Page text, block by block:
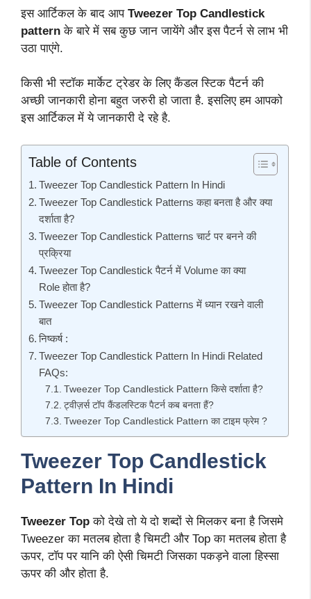
इस आर्टिकल के बाद आप Tweezer Top Candlestick
pattern के बारे में सब कुछ जान जायेंगे और इस पैटर्न से लाभ भी
उठा पाएंगे.
किसी भी स्टॉक मार्केट ट्रेडर के लिए कैंडल स्टिक पैटर्न की
अच्छी जानकारी होना बहुत जरुरी हो जाता है. इसलिए हम आपको
इस आर्टिकल में ये जानकारी दे रहे है.
Table of Contents
Tweezer Top Candlestick Pattern In Hindi
Tweezer Top Candlestick Patterns कहा बनता है और क्या
दर्शाता है?
Tweezer Top Candlestick Patterns चार्ट पर बनने की
प्रक्रिया
Tweezer Top Candlestick पैटर्न में Volume का क्या
Role होता है?
Tweezer Top Candlestick Patterns में ध्यान रखने वाली
बात
निष्कर्ष :
Tweezer Top Candlestick Pattern In Hindi Related
FAQs:
Tweezer Top Candlestick Pattern किसे दर्शाता है?
ट्वीज़र्स टॉप कैंडलस्टिक पैटर्न कब बनता हैं?
Tweezer Top Candlestick Pattern का टाइम फ्रेम ?
Tweezer Top Candlestick
Pattern In Hindi
Tweezer Top को देखे तो ये दो शब्दों से मिलकर बना है जिसमे
Tweezer का मतलब होता है चिमटी और Top का मतलब होता है
ऊपर, टॉप पर यानि की ऐसी चिमटी जिसका पकड़ने वाला हिस्सा
ऊपर की और होता है.